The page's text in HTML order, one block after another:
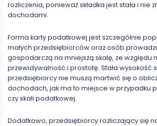
rozliczenia, ponieważ składka jest stała i nie
dochodami.
Forma karty podatkowej jest szczególnie
małych przedsiębiorców oraz osób
gospodarczą na mniejszą skalę, ze względu
przewidywalność i prostotę. Stała wysokość
przedsiębiorcy nie muszą martwić się o
dochodach, jak ma to miejsce w przypadku
czy skali podatkowej.
Dodatkowo, przedsiębiorcy rozliczający się